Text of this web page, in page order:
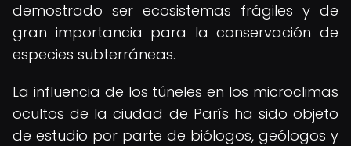
demostrado ser ecosistemas frágiles y de
gran importancia para la conservación de
especies subterráneas.
La influencia de los túneles en los microclimas
ocultos de la ciudad de París ha sido objeto
de estudio por parte de biólogos, geólogos y